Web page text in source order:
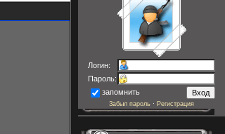
Логин:
Пароль:
запомнить
Забыл пароль · Регистрация